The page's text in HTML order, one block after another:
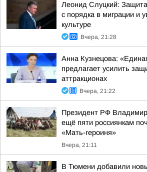
Леонид Слуцкий:
с порядка в миграции и
культуре
Вчера, 21:28
Анна Кузнецова:
предлагает усилить
аттракционах
Вчера, 21:22
Президент РФ
ещё пяти россиянкам
«Мать-героиня»
Вчера, 21:11
В Тюмени добавили